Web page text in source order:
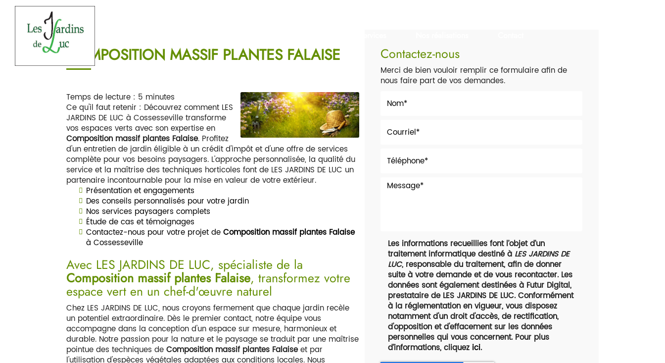
COMPOSITION MASSIF PLANTES FALAISE
Temps de lecture : 5 minutes
Ce qu'il faut retenir : Découvrez comment LES
JARDINS DE LUC à Cossesseville transforme
vos espaces verts avec son expertise en
Composition massif plantes Falaise. Profitez
d'un entretien de jardin éligible à un crédit d'impôt et d'une offre de services
complète pour vos besoins paysagers. L'approche personnalisée, la qualité du
service et la maîtrise des techniques horticoles font de LES JARDINS DE LUC un
partenaire incontournable pour la mise en valeur de votre extérieur.
Présentation et engagements
Des conseils personnalisés pour votre jardin
Nos services paysagers complets
Étude de cas et témoignages
Contactez-nous pour votre projet deComposition massif plantes Falaise
à Cossesseville
Avec LES JARDINS DE LUC, spécialiste de la
Composition massif plantes Falaise, transformez votre
espace vert en un chef-d'œuvre naturel
Chez LES JARDINS DE LUC, nous croyons fermement que chaque jardin recèle
un potentiel extraordinaire. Dès le premier contact, notre équipe vous
accompagne dans la conception d'un espace sur mesure, harmonieux et
durable. Notre passion pour la nature et le paysage se traduit par une maîtrise
pointue des techniques deComposition massif plantes Falaiseet par
l'utilisation d'espèces végétales adaptées aux conditions locales. Nous
Contactez-nous
Merci de bien vouloir remplir ce formulaire afin de
nous faire part de vos demandes.
Les informations recueillies font l’objet d’un
traitement informatique destiné àLES JARDINS DE
LUC, responsable du traitement, afin de donner
suite à votre demande et de vous recontacter. Les
données sont également destinées à Futur Digital,
prestataire de LES JARDINS DE LUC. Conformément
à la réglementation en vigueur, vous disposez
notamment d'un droit d'accès, de rectification,
d'opposition et d'effacement sur les données
personnelles qui vous concernent. Pour plus
d’informations, cliquez ici.